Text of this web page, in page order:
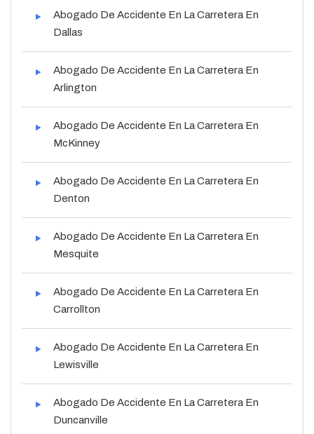
Abogado De Accidente En La Carretera En
Dallas
Abogado De Accidente En La Carretera En
Arlington
Abogado De Accidente En La Carretera En
McKinney
Abogado De Accidente En La Carretera En
Denton
Abogado De Accidente En La Carretera En
Mesquite
Abogado De Accidente En La Carretera En
Carrollton
Abogado De Accidente En La Carretera En
Lewisville
Abogado De Accidente En La Carretera En
Duncanville